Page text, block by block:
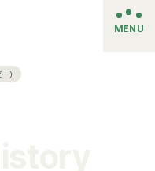
MENU
）